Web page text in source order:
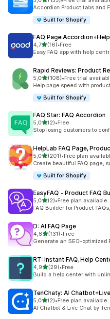
155 recensioni totali
Accordion Product tabs and
Built for Shopify
FAQ
4,7stelle su 5
(16)
16 recensioni totali
•Free
Easy FAQ app with help
Rapid Reviews: Product
5,0stelle su 5
(108)
108 recensioni totali
•Free trial
Help page speed with
Built for Shopify
FAQ Star: FAQ Accordion
5,0stelle su 5
(2)
2 recensioni totali
•Free
Stop losing customers to
HelpLab FAQ Page,
5,0stelle su 5
(201)
201 recensioni totali
•Free plan
Create beautiful FAQ page,
Built for Shopify
EasyFAQ ‑ Product FAQ
5,0stelle su 5
(2)
2 recensioni totali
•Free plan available
FAQ Builder for Product
D: AI FAQ Page
4,6stelle su 5
(131)
131 recensioni totali
•Free
Generate an SEO-optimized
RT: Instant FAQ, Help
4,9stelle su 5
(29)
29 recensioni totali
•Free
Build a help center with
TenChaty: AI
5,0stelle su 5
(2)
2 recensioni totali
•Free plan available
AI Chatbot & Live Chat by